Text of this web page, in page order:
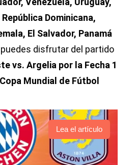
Dominicana,
El Salvador, Panamá
puedes disfrutar del partido
vs. Argelia por la Fecha 1
Mundial de Fútbol
Lea el artículo